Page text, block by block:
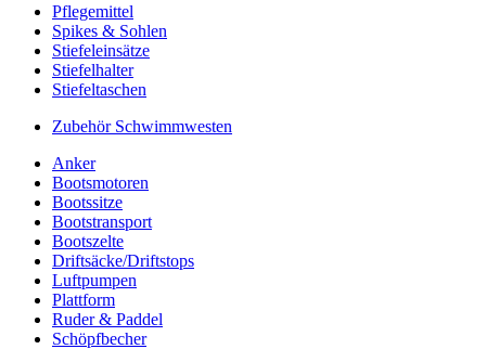
Pflegemittel
Spikes & Sohlen
Stiefeleinsätze
Stiefelhalter
Stiefeltaschen
Zubehör Schwimmwesten
Anker
Bootsmotoren
Bootssitze
Bootstransport
Bootszelte
Driftsäcke/Driftstops
Luftpumpen
Plattform
Ruder & Paddel
Schöpfbecher